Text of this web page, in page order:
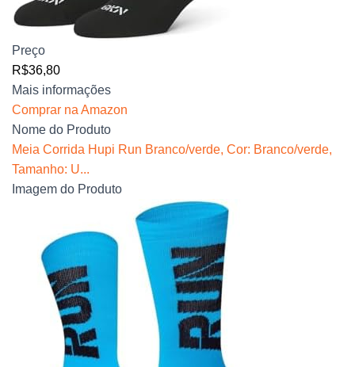
Preço
R$36,80
Mais informações
Comprar na Amazon
Nome do Produto
Meia Corrida Hupi Run Branco/verde, Cor: Branco/verde,
Tamanho: U...
Imagem do Produto